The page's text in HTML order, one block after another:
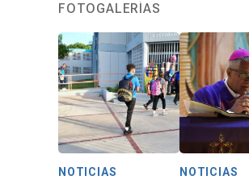
FOTOGALERÍAS
NOTICIAS NOTICIAS